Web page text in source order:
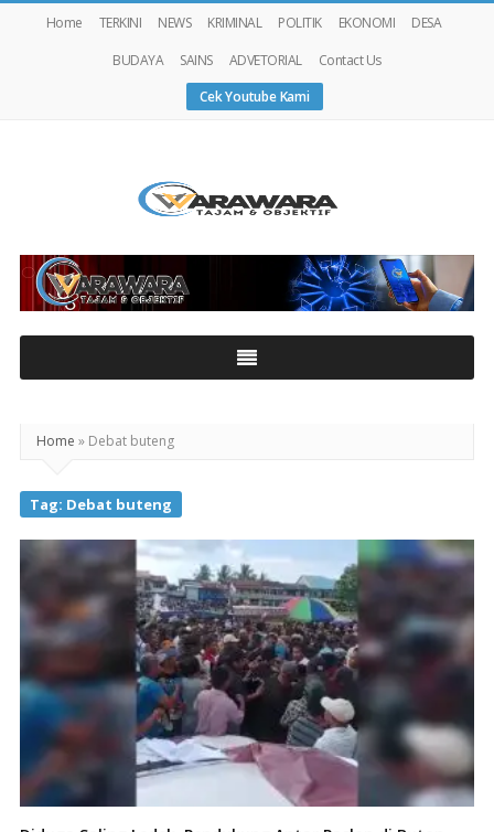
Home TERKINI NEWS KRIMINAL POLITIK EKONOMI
DESA
BUDAYA
SAINS ADVETORIAL
Contact Us
Cek Youtube Kami
Warawaranews
Home » Debat buteng
Tag: Debat buteng